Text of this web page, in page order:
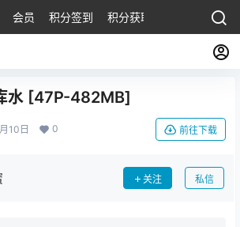
会员 积分签到 积分获取
水 [47P-482MB]
10日 0 前往下载
关注 私信